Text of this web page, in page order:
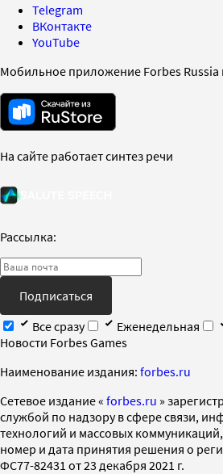
Telegram
ВКонтакте
YouTube
Мобильное приложение Forbes Russia
На сайте работает синтез речи
Рассылка:
Подписаться
Все сразу
Еженедельная
Новости Forbes Games
Наименование издания: forbes.ru
Cетевое издание « forbes.ru »
службой по надзору в сфере связи,
технологий и массовых
номер и дата принятия решения о
ФС77-82431 от 23 декабря 2021 г.